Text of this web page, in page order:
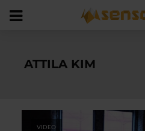
ATTILA KIM
VIDEO